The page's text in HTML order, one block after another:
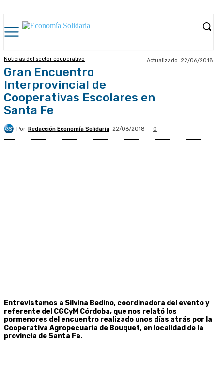
Noticias del sector cooperativo Actualizado: 22/06/2018
Gran Encuentro
Interprovincial de
Cooperativas Escolares en
Santa Fe
Por Redacción Economía Solidaria 22/06/2018 0
Entrevistamos a Silvina Bedino, coordinadora del evento y
referente del CGCyM Córdoba, que nos relató los
pormenores del encuentro realizado unos días atrás por la
Cooperativa Agropecuaria de Bouquet, en localidad de la
provincia de Santa Fe.